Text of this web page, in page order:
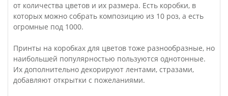
от количества цветов и их размера. Есть коробки, в
которых можно собрать композицию из 10 роз, а есть
огромные под 1000.
Принты на коробках для цветов тоже разнообразные, но
наибольшей популярностью пользуются однотонные.
Их дополнительно декорируют лентами, стразами,
добавляют открытки с пожеланиями.